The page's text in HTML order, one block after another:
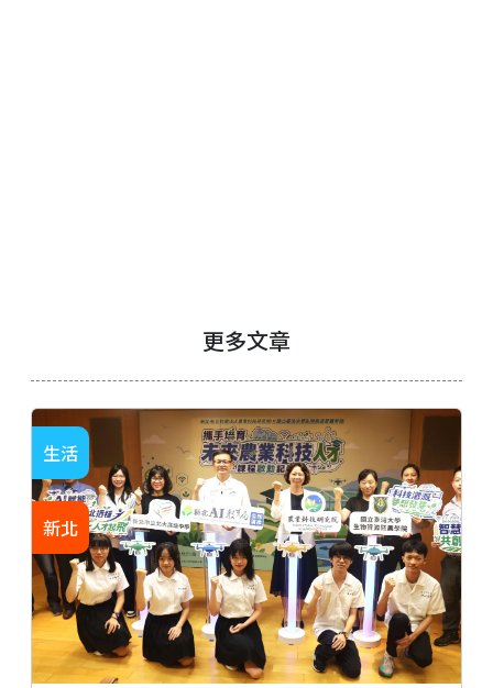
更多文章
生活
新北